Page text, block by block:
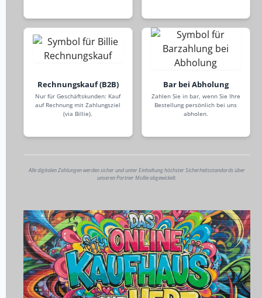
Rechnungskauf (B2B)
Nur für Geschäftskunden: Kauf
auf Rechnung mit Zahlungsziel
(via Billie).
Bar bei Abholung
Zahlen Sie in bar, wenn Sie Ihre
Bestellung persönlich bei uns
abholen.
Alle digitalen Zahlungen werden sicher und unter Einhaltung höchster Sicherheitsstandards über
unseren Partner Mollie abgewickelt.